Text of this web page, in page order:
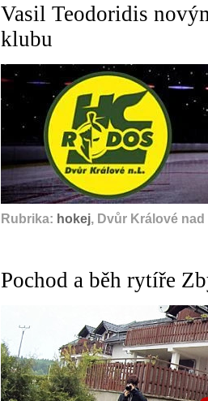
Vasil Teodoridis
klubu
Rubrika: hokej, Dvůr Králové
Pochod a běh rytíře